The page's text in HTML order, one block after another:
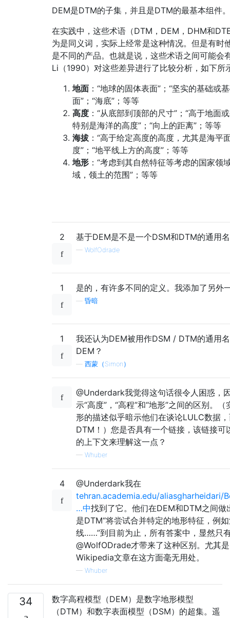
DEM是DTM的子集，并且是DTM的最基本组件。
在实践中，这些术语（DTM，DEM，DHM和
为是同义词，实际上经常是这种情况。但是有时
是不同的产品。也就是说，这些术语之间可能会
Li（1990）对这些差异进行了比较分析，如下所
地面 ：“地球的固体表面”；“坚实的基础或
面”；“海底”；等等
高度 ：“从底部到顶部的尺寸”；“高于地面
特别是海洋的高度”；“向上的距离”；等等
海拔 ：“高于给定高度的高度，尤其是海平
度”；“地平线上方的高度”；等等
地形 ：“考虑到其自然特征等考虑的国家领
域，领土的范围”；等等
2 基于DEM是不是一个DSM和DTM的通用
— WolfOdrade
1 是的，有许多不同的定义。我添加了另外
昏暗
1
我还认为DEM被用作DSM / DTM的通用
DEM？
西蒙（Simon）
@Underdark我觉得这句话很令人困惑，
示“高度”，“高程”和“地形”之间的区别。
形的描述似乎暗示他们在谈论LULC数据
DTM！）您是否具有一个链接，该链接可
的上下文来理解这一点？
— Whuber
4
@Underdark我在
tehran.academia.edu/aliasgharheidari/
…中找到了它。他们在DEM和DTM之间做
是DTM“将尝试合并特定的地形特征，例
线……”到目前为止，所有答案中，显然只
@WolfODrade才带来了这种区别。尤其
Wikipedia文章在这方面毫无用处。
— Whuber
34
数字高程模型（DEM）是数字地形模型
（DTM）和数字表面模型（DSM）的超集。遥